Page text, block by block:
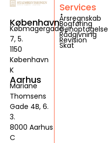
København
Købmagergade
7, 5.
1150
København
K
Aarhus
Mariane
Thomsens
Gade 4B, 6.
3.
8000 Aarhus
C
Services
Årsregnskab
Bogføring
Genoptagelse
Rådgivning
Revision
Skat